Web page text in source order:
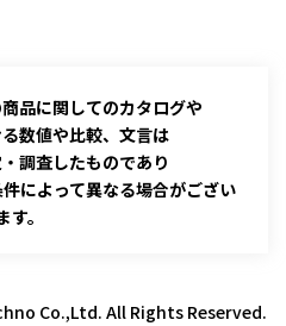
品に関してのカタログや
数値や比較、文言は
調査したものであり
によって異なる場合がござい
す。
Co.,Ltd. All Rights Reserved.